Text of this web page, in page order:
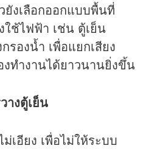
งเลือกออกแบบพื้นที่
ใช้ไฟฟ้า เช่น ตู้เย็น
รองน้ำ เพื่อแยกเสียง
ทำงานได้ยาวนานยิ่งขึ้น
างตู้เย็น
เอียง เพื่อไม่ให้ระบบ